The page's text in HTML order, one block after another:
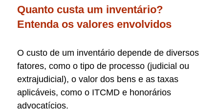
Quanto custa um inventário?
Entenda os valores envolvidos
O custo de um inventário depende de diversos
fatores, como o tipo de processo (judicial ou
extrajudicial), o valor dos bens e as taxas
aplicáveis, como o ITCMD e honorários
advocatícios.